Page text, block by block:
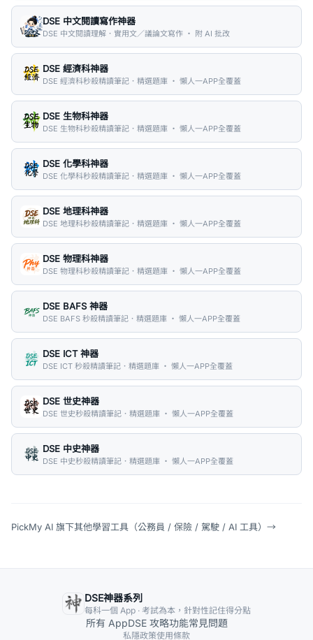
DSE 中文閱讀寫作神器
DSE 中文閱讀理解．實用文／議論文寫作 ・ 附 AI 批改
DSE 經濟科神器
DSE 經濟科秒殺精讀筆記．精選題庫 ・ 懶人一APP全覆蓋
DSE 生物科神器
DSE 生物科秒殺精讀筆記．精選題庫 ・ 懶人一APP全覆蓋
DSE 化學科神器
DSE 化學科秒殺精讀筆記．精選題庫 ・ 懶人一APP全覆蓋
DSE 地理科神器
DSE 地理科秒殺精讀筆記．精選題庫 ・ 懶人一APP全覆蓋
DSE 物理科神器
DSE 物理科秒殺精讀筆記．精選題庫 ・ 懶人一APP全覆蓋
DSE BAFS 神器
DSE BAFS 秒殺精讀筆記．精選題庫 ・ 懶人一APP全覆蓋
DSE ICT 神器
DSE ICT 秒殺精讀筆記．精選題庫 ・ 懶人一APP全覆蓋
DSE 世史神器
DSE 世史秒殺精讀筆記．精選題庫 ・ 懶人一APP全覆蓋
DSE 中史神器
DSE 中史秒殺精讀筆記．精選題庫 ・ 懶人一APP全覆蓋
PickMy AI 旗下其他學習工具（公務員 / 保險 / 駕駛 / AI 工具） →
DSE神器系列
每科一個 App · 考試為本，針對性記住得分點
所有 AppDSE 攻略功能常見問題
私隱政策使用條款